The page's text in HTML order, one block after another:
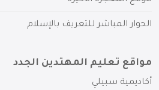
الحوار المباشر للتعريف بالإسلام
مواقع تعليم المهتدين الجدد
أكاديمية سبيلي